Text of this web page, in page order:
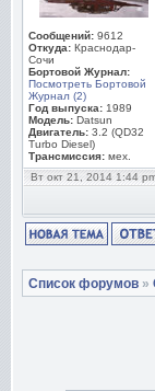
Сообщений: 9612
Откуда: Краснодар-
Сочи
Бортовой Журнал:
Посмотреть Бортовой
Журнал (2)
Год выпуска: 1989
Модель: Datsun
Двигатель: 3.2 (QD32
Turbo Diesel)
Трансмиссия: мех.
Вт окт 21, 2014 1:44
Список форумов »